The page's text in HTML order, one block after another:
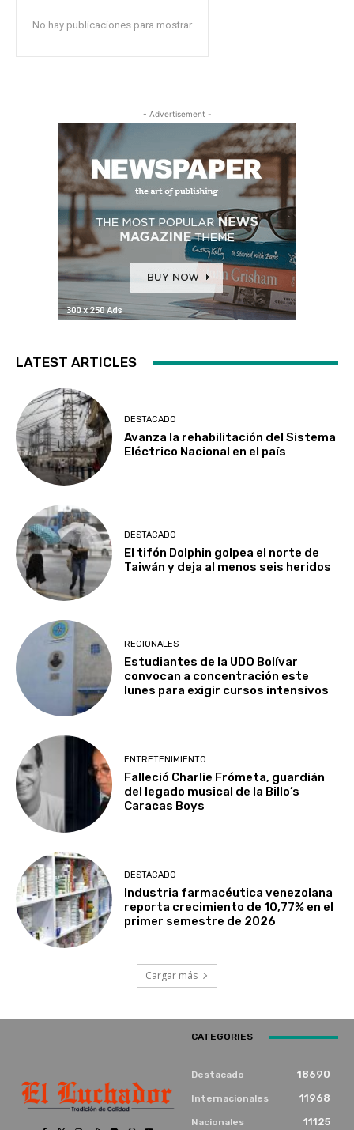
No hay publicaciones para mostrar
- Advertisement -
LATEST ARTICLES
DESTACADO
Avanza la rehabilitación del Sistema
Eléctrico Nacional en el país
DESTACADO
El tifón Dolphin golpea el norte de
Taiwán y deja al menos seis heridos
REGIONALES
Estudiantes de la UDO Bolívar
convocan a concentración este
lunes para exigir cursos intensivos
ENTRETENIMIENTO
Falleció Charlie Frómeta, guardián
del legado musical de la Billo’s
Caracas Boys
DESTACADO
Industria farmacéutica venezolana
reporta crecimiento de 10,77% en el
primer semestre de 2026
Cargar más
CATEGORIES
Destacado 18690
Internacionales 11968
Nacionales 11125